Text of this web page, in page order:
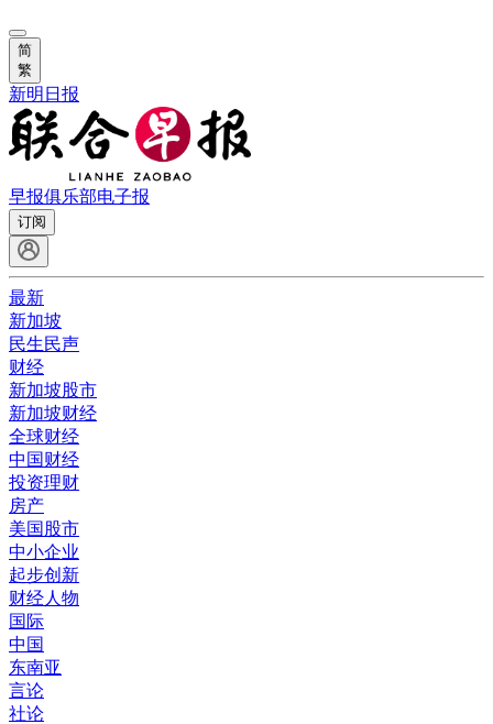
简
繁
新明日报
早报俱乐部电子报
订阅
最新
新加坡
民生民声
财经
新加坡股市
新加坡财经
全球财经
中国财经
投资理财
房产
美国股市
中小企业
起步创新
财经人物
国际
中国
东南亚
言论
社论